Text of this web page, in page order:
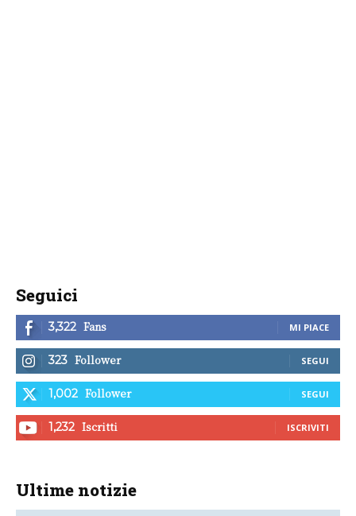
Seguici
3,322 Fans MI PIACE
323 Follower SEGUI
1,002 Follower SEGUI
1,232 Iscritti ISCRIVITI
Ultime notizie